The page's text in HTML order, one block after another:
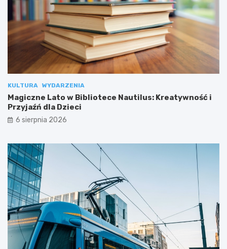
KULTURA WYDARZENIA
Magiczne Lato w Bibliotece Nautilus: Kreatywność i
Przyjaźń dla Dzieci
6 sierpnia 2026